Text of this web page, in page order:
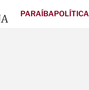
PARAÍBAPOLÍTICA